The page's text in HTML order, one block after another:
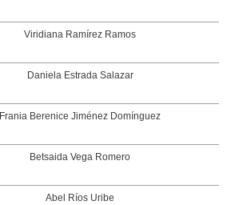
Viridiana Ramírez Ramos
Daniela Estrada Salazar
Frania Berenice Jiménez Domínguez
Betsaida Vega Romero
Abel Ríos Uribe